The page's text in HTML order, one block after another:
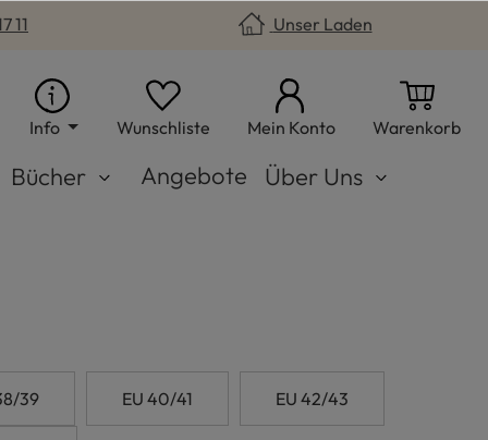
11 Unser Laden
Info Wunschliste Du hast 0 Produkte auf dem
Mein Konto Warenkorb
Bücher Angebote Über Uns
39 EU 40/41 EU 42/43